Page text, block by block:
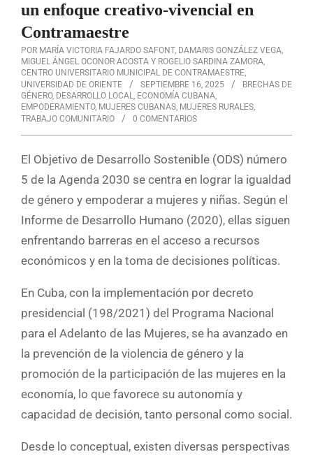
un enfoque creativo-vivencial en
Contramaestre
POR MARÍA VICTORIA FAJARDO SAFONT, DAMARIS GONZÁLEZ VEGA,
MIGUEL ÁNGEL OCONOR ACOSTA Y ROGELIO SARDINA ZAMORA,
CENTRO UNIVERSITARIO MUNICIPAL DE CONTRAMAESTRE,
UNIVERSIDAD DE ORIENTE
SEPTIEMBRE 16, 2025
BRECHAS DE
GÉNERO, DESARROLLO LOCAL, ECONOMÍA CUBANA,
EMPODERAMIENTO, MUJERES CUBANAS, MUJERES RURALES,
TRABAJO COMUNITARIO
0 COMENTARIOS
El Objetivo de Desarrollo Sostenible (ODS) número
5 de la Agenda 2030 se centra en lograr la igualdad
de género y empoderar a mujeres y niñas. Según el
Informe de Desarrollo Humano (2020), ellas siguen
enfrentando barreras en el acceso a recursos
económicos y en la toma de decisiones políticas.
En Cuba, con la implementación por decreto
presidencial (198/2021) del Programa Nacional
para el Adelanto de las Mujeres, se ha avanzado en
la prevención de la violencia de género y la
promoción de la participación de las mujeres en la
economía, lo que favorece su autonomía y
capacidad de decisión, tanto personal como social.
Desde lo conceptual, existen diversas perspectivas